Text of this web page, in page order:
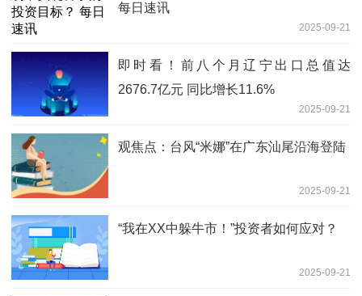
每日速讯
2025-09-21
即时看！前八个月辽宁出口总值达
2676.7亿元 同比增长11.6%
2025-09-21
观焦点：台风“米娜”在广东汕尾沿海登陆
2025-09-21
“我在XX中躲牛市！”投资者如何应对？
2025-09-21